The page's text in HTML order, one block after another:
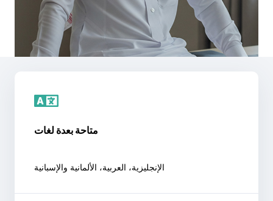
متاحة بعدة لغات
الإنجليزية، العربية، الألمانية والإسبانية